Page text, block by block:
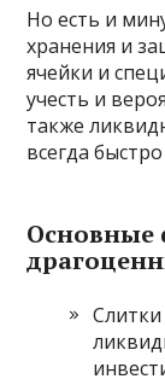
Но есть и
хранения и
ячейки и
учесть и
также
всегда
Основные